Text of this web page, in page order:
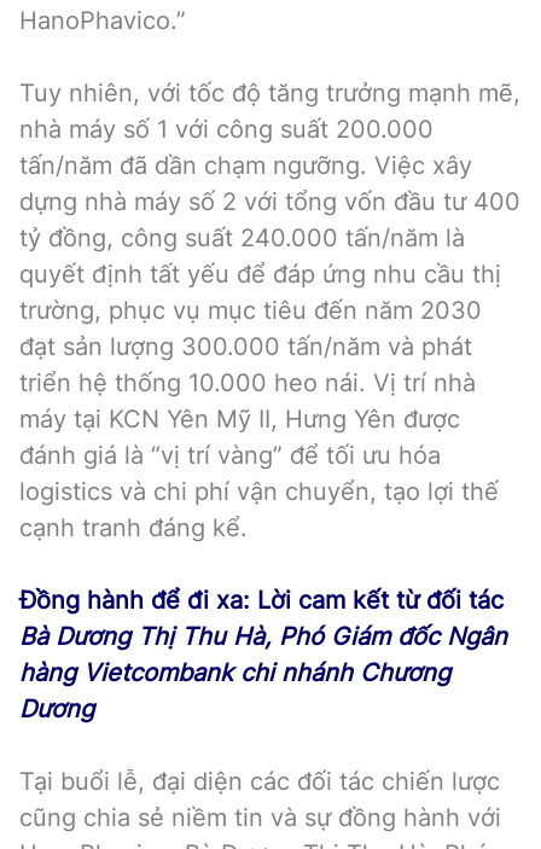
HanoPhavico.”
Tuy nhiên, với tốc độ tăng trưởng mạnh mẽ,
nhà máy số 1 với công suất 200.000
tấn/năm đã dần chạm ngưỡng. Việc xây
dựng nhà máy số 2 với tổng vốn đầu tư 400
tỷ đồng, công suất 240.000 tấn/năm là
quyết định tất yếu để đáp ứng nhu cầu thị
trường, phục vụ mục tiêu đến năm 2030
đạt sản lượng 300.000 tấn/năm và phát
triển hệ thống 10.000 heo nái. Vị trí nhà
máy tại KCN Yên Mỹ II, Hưng Yên được
đánh giá là “vị trí vàng” để tối ưu hóa
logistics và chi phí vận chuyển, tạo lợi thế
cạnh tranh đáng kể.
Đồng hành để đi xa: Lời cam kết từ đối tác
Bà Dương Thị Thu Hà, Phó Giám đốc Ngân
hàng Vietcombank chi nhánh Chương
Dương
Tại buổi lễ, đại diện các đối tác chiến lược
cũng chia sẻ niềm tin và sự đồng hành với